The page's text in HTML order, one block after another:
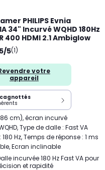
PHILIPS Evnia
34" Incurvé WQHD 180Hz
400 HDMI 2.1 Ambiglow
5/5(1)
votre
appareil
cagnottés
cm), écran incurvé
Type de dalle : Fast VA
Hz, Temps de réponse : 1 ms
Ecran inclinable
incurvée 180 Hz Fast VA pour
et rapidité